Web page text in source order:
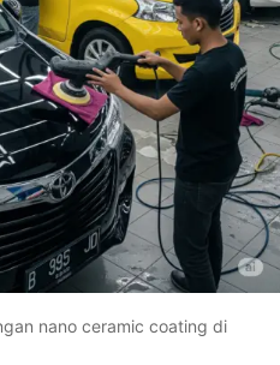
nano ceramic coating di